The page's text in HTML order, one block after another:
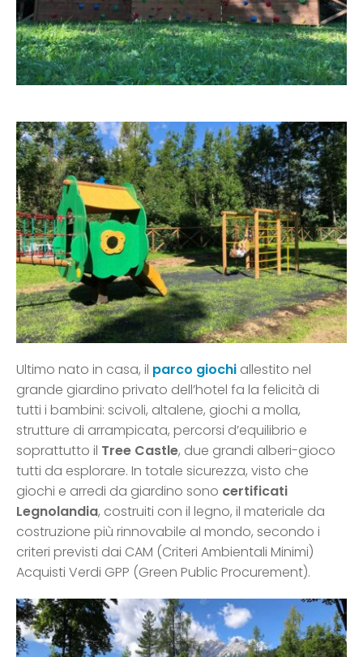
Ultimo nato in casa, il parco giochi allestito nel
grande giardino privato dell’hotel fa la felicità di
tutti i bambini: scivoli, altalene, giochi a molla,
strutture di arrampicata, percorsi d’equilibrio e
soprattutto il Tree Castle, due grandi alberi-gioco
tutti da esplorare. In totale sicurezza, visto che
giochi e arredi da giardino sono certificati
Legnolandia, costruiti con il legno, il materiale da
costruzione più rinnovabile al mondo, secondo i
criteri previsti dai CAM (Criteri Ambientali Minimi)
Acquisti Verdi GPP (Green Public Procurement).